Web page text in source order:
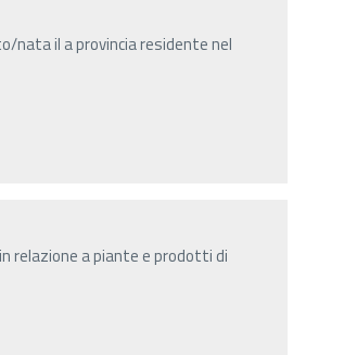
nata il a provincia residente nel
relazione a piante e prodotti di